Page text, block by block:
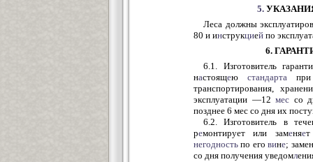
5.
Леса должны
80 и инструкцией по
6.
6.1. Изготовитель
настоящеюстандарта
транспортирования,
эксплуатации —12мес со
позднее 6 мес со дня их
6.2. Изготовитель в
ремонтирует или заменяет
негодность по еговине;
со дня получения уведомл